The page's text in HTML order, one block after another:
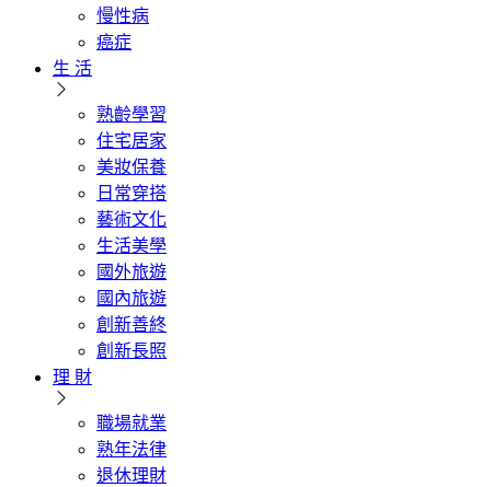
慢性病
癌症
生 活
熟齡學習
住宅居家
美妝保養
日常穿搭
藝術文化
生活美學
國外旅遊
國內旅遊
創新善終
創新長照
理 財
職場就業
熟年法律
退休理財